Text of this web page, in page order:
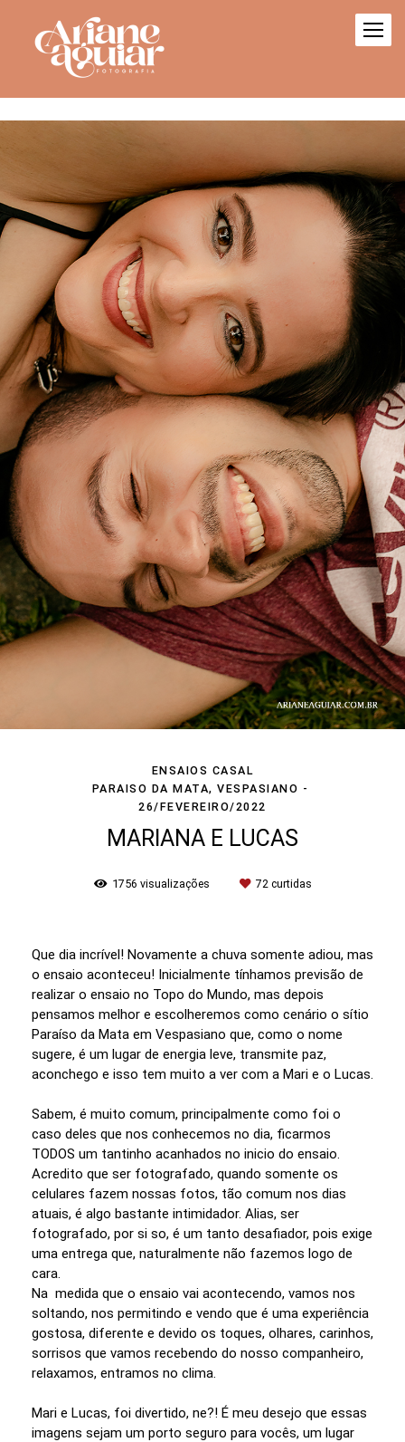
ENSAIOS CASAL
PARAISO DA MATA, VESPASIANO
26/FEVEREIRO/2022
MARIANA E LUCAS
1756 visualizações 72curtidas
Que dia incrível! Novamente a chuva somente adiou, mas
o ensaio aconteceu! Inicialmente tínhamos previsão de
realizar o ensaio no Topo do Mundo, mas depois
pensamos melhor e escolheremos como cenário o sítio
Paraíso da Mata em Vespasiano que, como o nome
sugere, é um lugar de energia leve, transmite paz,
aconchego e isso tem muito a ver com a Mari e o Lucas.
Sabem, é muito comum, principalmente como foi o
caso deles que nos conhecemos no dia, ficarmos
TODOS um tantinho acanhados no inicio do ensaio.
Acredito que ser fotografado, quando somente os
celulares fazem nossas fotos, tão comum nos dias
atuais, é algo bastante intimidador. Alias, ser
fotografado, por si so, é um tanto desafiador, pois exige
uma entrega que, naturalmente não fazemos logo de
cara.
Na medida que o ensaio vai acontecendo, vamos nos
soltando, nos permitindo e vendo que é uma experiência
gostosa, diferente e devido os toques, olhares, carinhos,
sorrisos que vamos recebendo do nosso companheiro,
relaxamos, entramos no clima.
Mari e Lucas, foi divertido, ne?! É meu desejo que essas
imagens sejam um porto seguro para vocês, um lugar